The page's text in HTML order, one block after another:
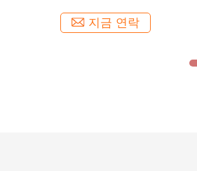
지금 연락